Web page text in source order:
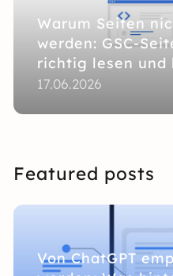
Warum Seiten
werden: GSC-
richtig lesen und
17.06.2026
Featured posts
Von ChatGPT